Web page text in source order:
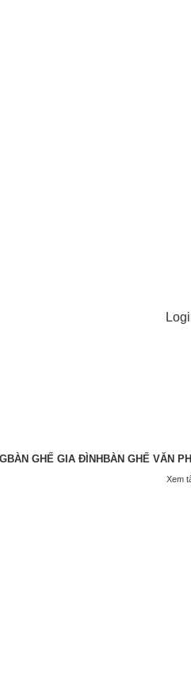
BÀN GHẾ GIA ĐÌNH BÀN GHẾ VĂN
Xem